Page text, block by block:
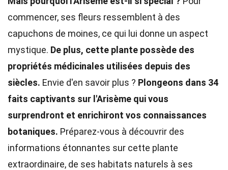
commencer, ses fleurs ressemblent à des
capuchons de moines, ce qui lui donne un aspect
mystique. De plus, cette plante possède des
propriétés médicinales utilisées depuis des
siècles. Envie d'en savoir plus ? Plongeons dans 34
faits captivants sur l'Arisème qui vous
surprendront et enrichiront vos connaissances
botaniques. Préparez-vous à découvrir des
informations étonnantes sur cette plante
extraordinaire, de ses habitats naturels à ses